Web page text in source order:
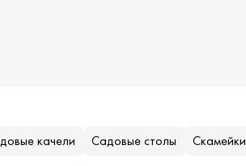
качели Садовые столы Скамейки